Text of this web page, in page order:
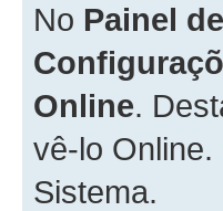
No Painel
Online.
vê-lo
Sistema.